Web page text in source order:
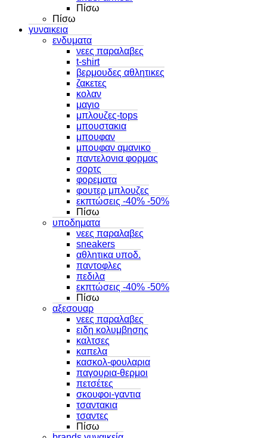
Πίσω
Πίσω
γυναικεια
ενδυματα
νεες παραλαβες
t-shirt
βερμουδες αθλητικες
ζακετες
κολαν
μαγιο
μπλουζες-tops
μπουστακια
μπουφαν
μπουφαν αμανικο
παντελονια φορμας
σορτς
φορεματα
φουτερ μπλουζες
εκπτώσεις -40% -50%
Πίσω
υποδηματα
νεες παραλαβες
sneakers
αθλητικα υποδ.
παντοφλες
πεδιλα
εκπτώσεις -40% -50%
Πίσω
αξεσουαρ
νεες παραλαβες
ειδη κολυμβησης
καλτσες
καπελα
κασκολ-φουλαρια
παγουρια-θερμοι
πετσέτες
σκουφοι-γαντια
τσαντακια
τσαντες
Πίσω